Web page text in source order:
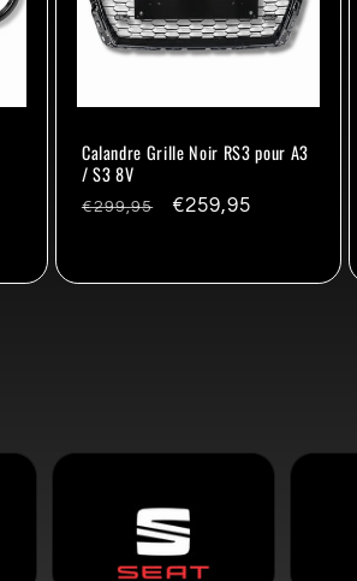
Calandre Grille Noir RS3 pour A3
/ S3 8V
Prix
€299,95 Promo
€259,95